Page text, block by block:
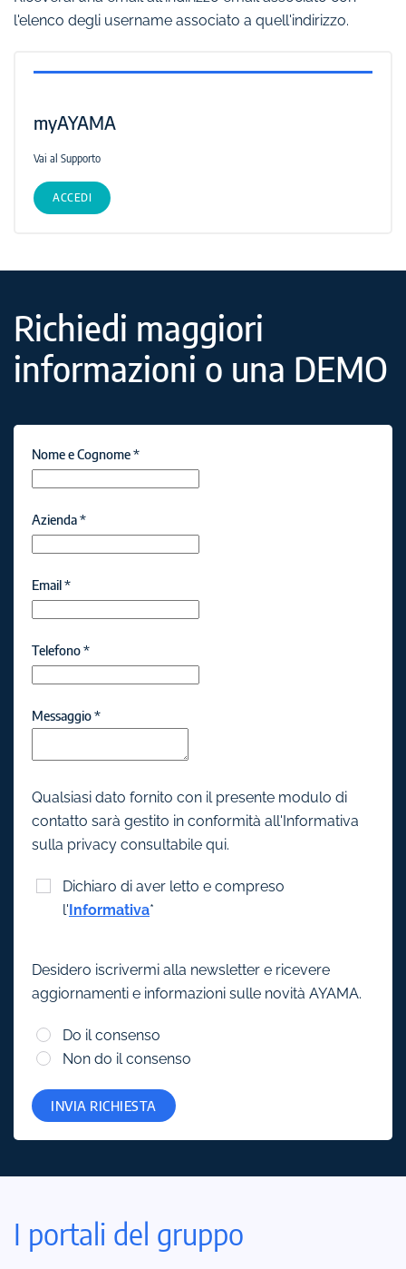
l'elenco degli username associato a quell'indirizzo.
myAYAMA
Vai al Supporto
ACCEDI
Richiedi maggiori
informazioni o una DEMO
Nome e Cognome*
Azienda*
Email*
Telefono*
Messaggio*
Qualsiasi dato fornito con il presente modulo di
contatto sarà gestito in conformità all'Informativa
sulla privacy consultabile qui.
Dichiaro di aver letto e compreso
l'Informativa*
Desidero iscrivermi alla newsletter e ricevere
aggiornamenti e informazioni sulle novità AYAMA.
Do il consenso
Non do il consenso
INVIA RICHIESTA
I portali del gruppo